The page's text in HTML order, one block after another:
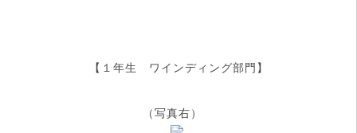
【１年生 ワインディング部門】
（写真右）